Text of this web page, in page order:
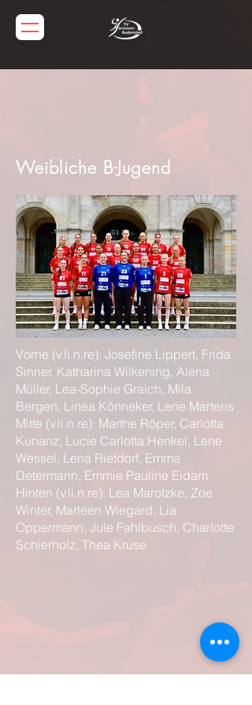
Weibliche B-Jugend
Vorne (v.li.n.re): Josefine Lippert, Frida
Sinner, Katharina Wilkening, Alena
Müller, Lea-Sophie Graich, Mila
Bergen, Linea Könneker, Lene Martens
Mitte (v.li.n.re): Marthe Röper, Carlotta
Kunanz, Lucie Carlotta Henkel, Lene
Wessel, Lena Rietdorf, Emma
Determann, Emmie Pauline Eidam
Hinten (v.li.n.re): Lea Marotzke, Zoe
Winter, Marleen Wiegard, Lia
Oppermann, Jule Fahlbusch, Charlotte
Schierholz, Thea Kruse